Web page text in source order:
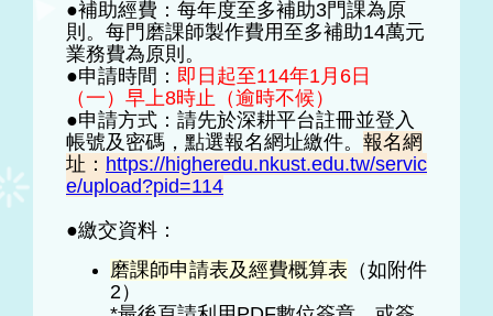
●補助經費：每年度至多補助3門課為原
則。每門磨課師製作費用至多補助14萬元
業務費為原則。
●申請時間： 即日起至114年1月6日
（一）早上8時止（逾時不候）
●申請方式：請先於深耕平台註冊並登入
帳號及密碼，點選報名網址繳件。 報名網
址： https://higheredu.nkust.edu.tw/servic
e/upload?pid=114
●繳交資料：
磨課師申請表及經費概算表 （如附件
2）